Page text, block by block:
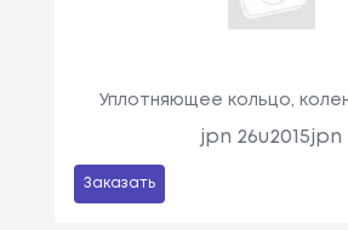
Уплотняющее кольцо,
jpn 26u2015jpn
Заказать